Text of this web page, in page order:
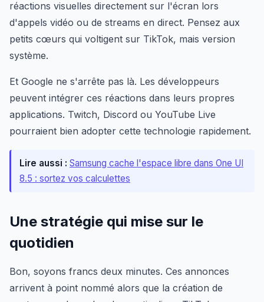
réactions visuelles directement sur l'écran lors
d'appels vidéo ou de streams en direct. Pensez aux
petits cœurs qui voltigent sur TikTok, mais version
système.
Et Google ne s'arrête pas là. Les développeurs
peuvent intégrer ces réactions dans leurs propres
applications. Twitch, Discord ou YouTube Live
pourraient bien adopter cette technologie rapidement.
Lire aussi : Samsung cache l'espace libre dans One UI
8.5 : sortez vos calculettes
Une stratégie qui mise sur le
quotidien
Bon, soyons francs deux minutes. Ces annonces
arrivent à point nommé alors que la création de